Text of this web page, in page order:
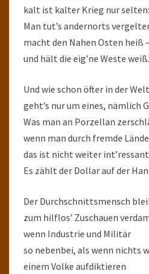
kalt ist kalter Krieg nur selten:
Man tut’s andernorts
macht den Nahen Osten heiß –
und hält die eig’ne Weste weiß.
Und wie schon öfter in der Welt
geht’s nur um eines, nämlich
Was man an Porzellan
wenn man durch fremde
das ist nicht weiter
Es zählt der Dollar auf der
Der Durchschnittsmensch
zum hilflos’ Zuschauen
wenn Industrie und Militär
so nebenbei, als wenn nichts
einem Volke aufdiktieren